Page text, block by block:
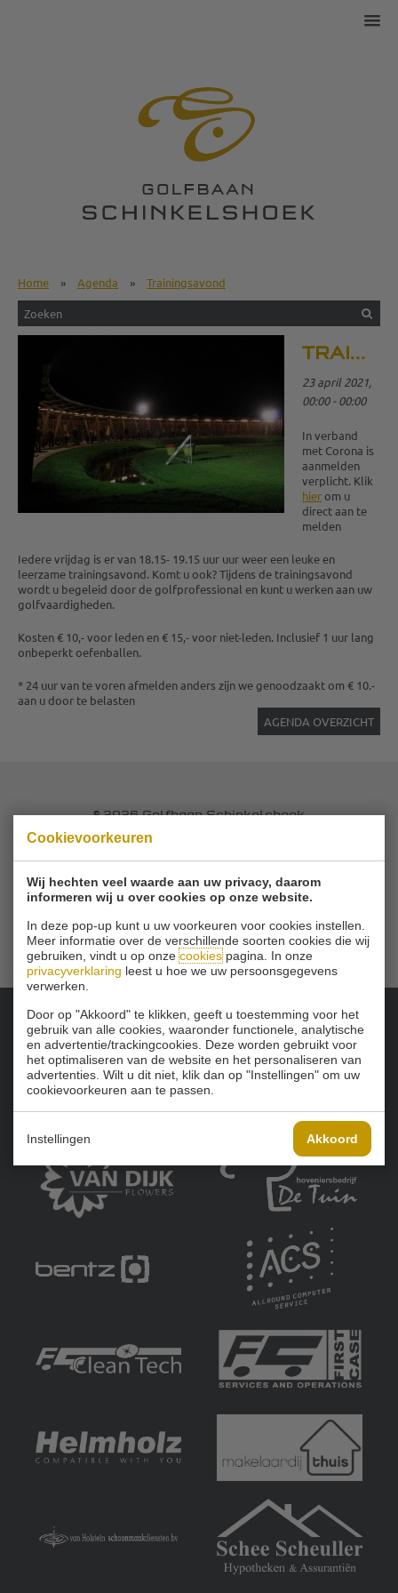
Cookievoorkeuren
Wij hechten veel waarde aan uw privacy, daarom
informeren wij u over cookies op onze website.
In deze pop-up kunt u uw voorkeuren voor cookies instellen.
Meer informatie over de verschillende soorten cookies die wij
gebruiken, vindt u op onzecookiespagina. In onze
privacyverklaring leest u hoe we uw persoonsgegevens
verwerken.
Door op "Akkoord" te klikken, geeft u toestemming voor het
gebruik van alle cookies, waaronder functionele, analytische
en advertentie/trackingcookies. Deze worden gebruikt voor
het optimaliseren van de website en het personaliseren van
advertenties. Wilt u dit niet, klik dan op "Instellingen" om uw
cookievoorkeuren aan te passen.
Instellingen Akkoord
Home » Agenda » Trainingsavond
TRAININGSAVOND
23 april 2021,
00:00 - 00:00
In verband
met Corona is
aanmelden
verplicht. Klik
hierom u
direct aan te
melden
Iedere vrijdag is er van 18.15- 19.15 uur uur weer een leuke en
leerzame trainingsavond. Komt u ook? Tijdens de trainingsavond
wordt u begeleid door de golfprofessional en kunt u werken aan uw
golfvaardigheden.
Kosten € 10,- voor leden en € 15,- voor niet-leden. Inclusief 1 uur lang
onbeperkt oefenballen.
* 24 uur van te voren afmelden anders zijn we genoodzaakt om € 10.-
aan u door te belasten
AGENDA OVERZICHT
© 2026 Golfbaan Schinkelshoek
Zuidbuurt 79 - 3132 KA Vlaardingen
Onze sponsoren: